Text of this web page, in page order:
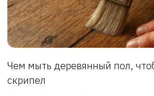
Чем мыть деревянный пол,
скрипел